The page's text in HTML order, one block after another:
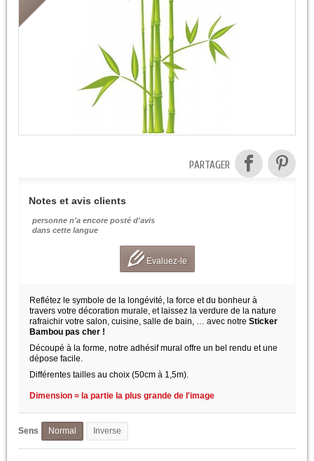
PARTAGER
Notes et avis clients
personne n'a encore posté d'avis
dans cette langue
Evaluez-le
Reflétez le symbole de la longévité, la force et du bonheur à
travers votre décoration murale, et laissez la verdure de la nature
rafraichir votre salon, cuisine, salle de bain, … avec notre Sticker
Bambou pas cher !
Découpé à la forme, notre adhésif mural offre un bel rendu et une
dépose facile.
Différentes tailles au choix (50cm à 1,5m).
Dimension = la partie la plus grande de l'image
Sens Normal Inverse